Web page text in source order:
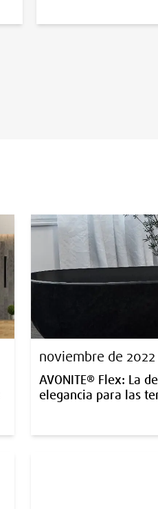
noviembre de 2022
AVONITE® Flex: La
elegancia para las